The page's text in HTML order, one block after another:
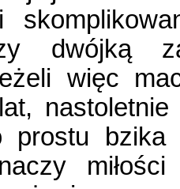
dwójką
więc
nastoletnie
prostu bzika